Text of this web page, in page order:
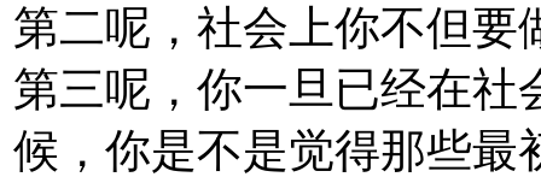
第二呢，社会上你不但要
第三呢，你一旦已经在社
候，你是不是觉得那些最